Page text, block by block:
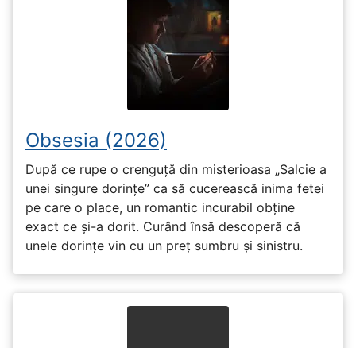
Obsesia (2026)
După ce rupe o crenguță din misterioasa „Salcie a
unei singure dorințe” ca să cucerească inima fetei
pe care o place, un romantic incurabil obține
exact ce și-a dorit. Curând însă descoperă că
unele dorințe vin cu un preț sumbru și sinistru.